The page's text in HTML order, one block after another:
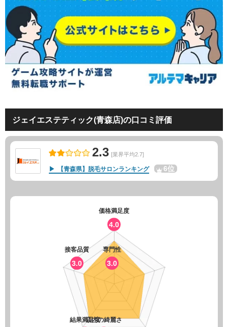
ジェイエステティック(青森店)の口コミ評価
2.3 [業界平均2.7]
【青森県】脱毛サロンランキング 6位
価格満足度
4.0
専門性
3.0
店内の綺麗さ
結果満足度
接客品質
3.0